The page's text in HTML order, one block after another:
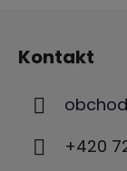
Kontakt
obchod
+420